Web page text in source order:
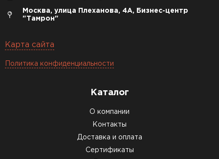
Москва, улица Плеханова, 4А, Бизнес-центр
"Тамрон"
Карта сайта
Политика конфиденциальности
Каталог
О компании
Контакты
Доставка и оплата
Сертификаты